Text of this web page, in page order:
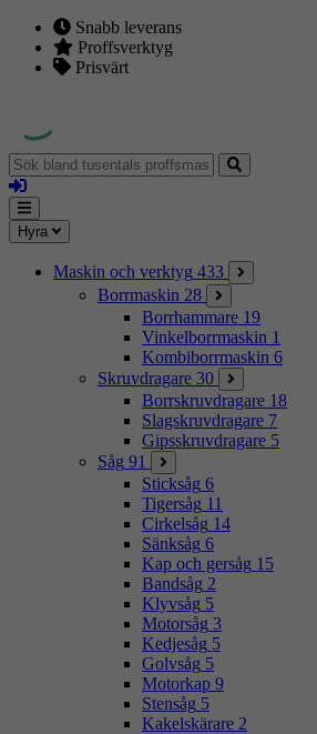
Snabb leverans
Proffsverktyg
Prisvärt
Sök
bland
tusentals
proffsmaskiner
Logga
in
Mina
sidor
Meny
Hyra
Maskin och verktyg 433
Borrmaskin 28
Borrhammare 19
Vinkelborrmaskin 1
Kombiborrmaskin 6
Skruvdragare 30
Borrskruvdragare 18
Slagskruvdragare 7
Gipsskruvdragare 5
Såg 91
Sticksåg 6
Tigersåg 11
Cirkelsåg 14
Sänksåg 6
Kap och gersåg 15
Bandsåg 2
Klyvsåg 5
Motorsåg 3
Kedjesåg 5
Golvsåg 5
Motorkap 9
Stensåg 5
Kakelskärare 2